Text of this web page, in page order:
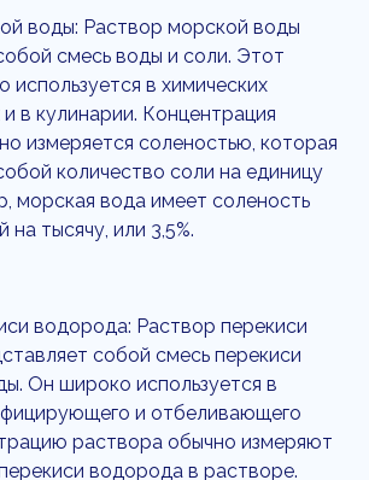
воды: Раствор морской воды
смесь воды и соли. Этот
используется в химических
в кулинарии. Концентрация
измеряется соленостью, которая
количество соли на единицу
морская вода имеет соленость
на тысячу, или 3,5%.
водорода: Раствор перекиси
собой смесь перекиси
Он широко используется в
и отбеливающего
раствора обычно измеряют
водорода в растворе.